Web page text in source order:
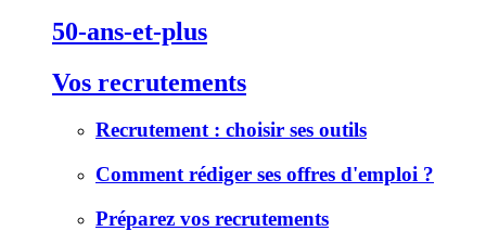
50-ans-et-plus
Vos recrutements
Recrutement : choisir ses outils
Comment rédiger ses offres d'emploi ?
Préparez vos recrutements